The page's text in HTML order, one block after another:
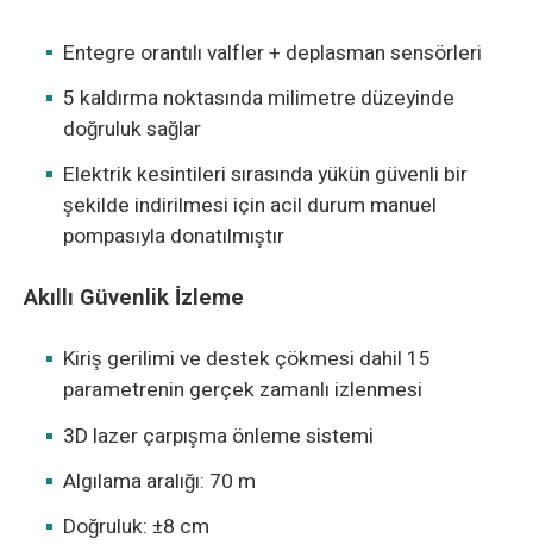
Entegre orantılı valfler + deplasman sensörleri
5 kaldırma noktasında milimetre düzeyinde
doğruluk sağlar
Elektrik kesintileri sırasında yükün güvenli bir
şekilde indirilmesi için acil durum manuel
pompasıyla donatılmıştır
Akıllı Güvenlik İzleme
Kiriş gerilimi ve destek çökmesi dahil 15
parametrenin gerçek zamanlı izlenmesi
3D lazer çarpışma önleme sistemi
Algılama aralığı: 70 m
Doğruluk: ±8 cm